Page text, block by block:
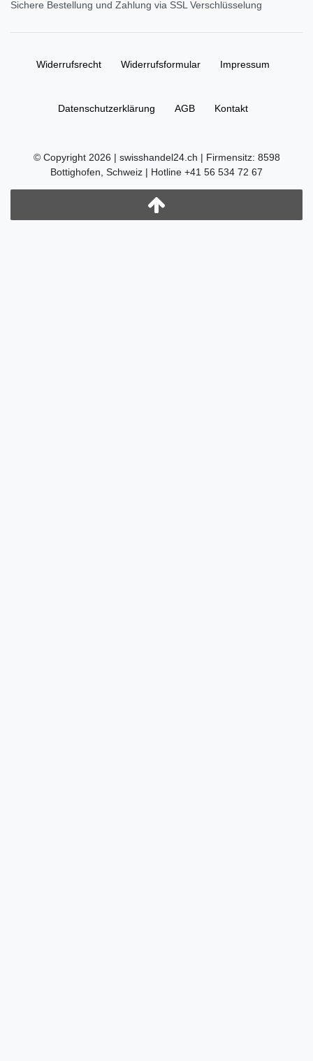
Sichere Bestellung und Zahlung via SSL Verschlüsselung
Widerrufs­recht Widerrufs­formular Impressum
Daten­schutz­erklärung AGB Kontakt
© Copyright 2026 | swisshandel24.ch | Firmensitz: 8598
Bottighofen, Schweiz | Hotline +41 56 534 72 67